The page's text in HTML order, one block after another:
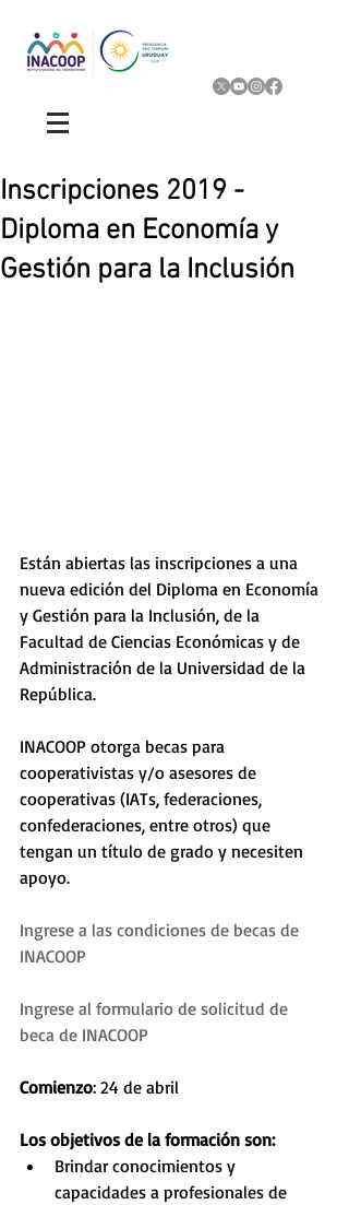
Inscripciones 2019 -
Diploma en Economía y
Gestión para la Inclusión
Están abiertas las inscripciones a una
nueva edición del Diploma en Economía
y Gestión para la Inclusión, de la
Facultad de Ciencias Económicas y de
Administración de la Universidad de la
República.
INACOOP otorga becas para
cooperativistas y/o asesores de
cooperativas (IATs, federaciones,
confederaciones, entre otros) que
tengan un título de grado y necesiten
apoyo.
Ingrese a las condiciones de becas de
INACOOP
Ingrese al formulario de solicitud de
beca de INACOOP
Comienzo: 24 de abril
Los objetivos de la formación son:
Brindar conocimientos y
capacidades a profesionales de